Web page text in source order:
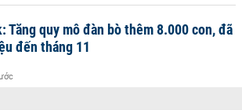
Tăng quy mô đàn bò thêm 8.000 con, đã
đến tháng 11